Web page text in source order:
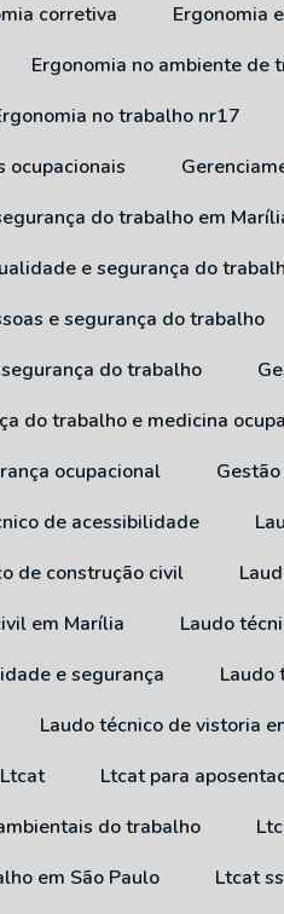
corretiva Ergonomia
Ergonomia no ambiente
Ergonomia no trabalho nr17
ocupacionais
do trabalho em
e segurança do
e segurança do trabalho
segurança do trabalho
do trabalho e medicina
ocupacional
de acessibilidade
de construção civil
em Marília
Laudo
e segurança
Laudo técnico de vistoria
Ltcat Ltcat para
do trabalho
em São Paulo Ltcat